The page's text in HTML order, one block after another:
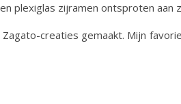
plexiglas zijramen ontsproten aan
creaties gemaakt. Mijn